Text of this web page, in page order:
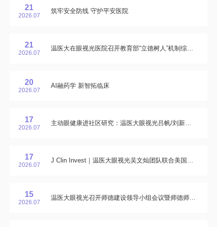
21
2026.07
筑牢安全防线 守护平安医院
21
2026.07
温医大在眼视光医院召开教育部“立德树人”机制综合改革试点工作推进会
20
2026.07
AI融药学 新智拓临床
17
2026.07
主动眼健康进社区研究：温医大眼视光吕帆/刘新婷教授团队最新研究成果助力眼病早知道，慢病早知晓
17
2026.07
J Clin Invest｜温医大眼视光吴文灿团队联合美国学者发现一类新型RPE细胞亚群
15
2026.07
温医大眼视光召开师德建设领导小组会议暨师德师风建设工作推进会